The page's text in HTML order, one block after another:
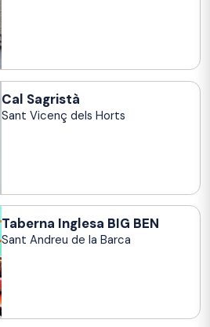
Cal Sagristà
Sant Vicenç dels Horts
Taberna Inglesa BIG BEN
Sant Andreu de la Barca